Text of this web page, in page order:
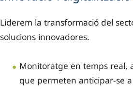
Liderem la transformació del
solucions innovadores.
Monitoratge en temps real,
que permeten anticipar-se